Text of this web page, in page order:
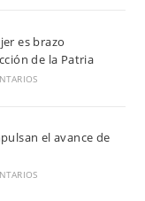
es brazo
de la Patria
el avance de